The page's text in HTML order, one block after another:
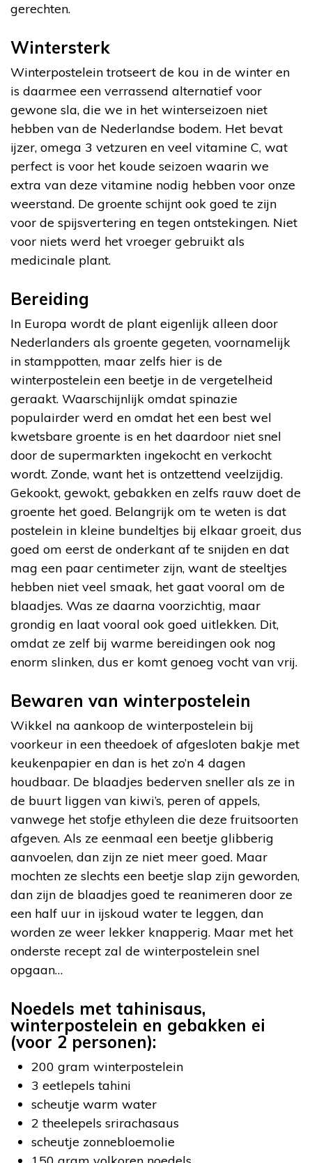
gerechten.
Wintersterk
Winterpostelein trotseert de kou in de winter en
is daarmee een verrassend alternatief voor
gewone sla, die we in het winterseizoen niet
hebben van de Nederlandse bodem. Het bevat
ijzer, omega 3 vetzuren en veel vitamine C, wat
perfect is voor het koude seizoen waarin we
extra van deze vitamine nodig hebben voor onze
weerstand. De groente schijnt ook goed te zijn
voor de spijsvertering en tegen ontstekingen. Niet
voor niets werd het vroeger gebruikt als
medicinale plant.
Bereiding
In Europa wordt de plant eigenlijk alleen door
Nederlanders als groente gegeten, voornamelijk
in stamppotten, maar zelfs hier is de
winterpostelein een beetje in de vergetelheid
geraakt. Waarschijnlijk omdat spinazie
populairder werd en omdat het een best wel
kwetsbare groente is en het daardoor niet snel
door de supermarkten ingekocht en verkocht
wordt. Zonde, want het is ontzettend veelzijdig.
Gekookt, gewokt, gebakken en zelfs rauw doet de
groente het goed. Belangrijk om te weten is dat
postelein in kleine bundeltjes bij elkaar groeit, dus
goed om eerst de onderkant af te snijden en dat
mag een paar centimeter zijn, want de steeltjes
hebben niet veel smaak, het gaat vooral om de
blaadjes. Was ze daarna voorzichtig, maar
grondig en laat vooral ook goed uitlekken. Dit,
omdat ze zelf bij warme bereidingen ook nog
enorm slinken, dus er komt genoeg vocht van vrij.
Bewaren van winterpostelein
Wikkel na aankoop de winterpostelein bij
voorkeur in een theedoek of afgesloten bakje met
keukenpapier en dan is het zo’n 4 dagen
houdbaar. De blaadjes bederven sneller als ze in
de buurt liggen van kiwi’s, peren of appels,
vanwege het stofje ethyleen die deze fruitsoorten
afgeven. Als ze eenmaal een beetje glibberig
aanvoelen, dan zijn ze niet meer goed. Maar
mochten ze slechts een beetje slap zijn geworden,
dan zijn de blaadjes goed te reanimeren door ze
een half uur in ijskoud water te leggen, dan
worden ze weer lekker knapperig. Maar met het
onderste recept zal de winterpostelein snel
opgaan…
Noedels met tahinisaus,
winterpostelein en gebakken ei
(voor 2 personen):
200 gram winterpostelein
3 eetlepels tahini
scheutje warm water
2 theelepels srirachasaus
scheutje zonnebloemolie